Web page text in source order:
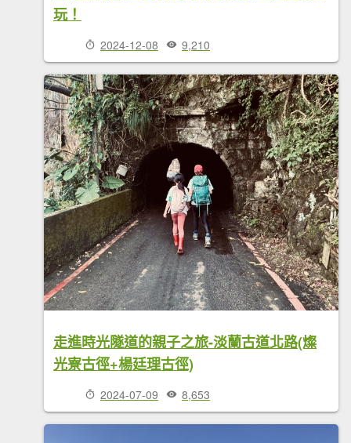
玩！
2024-12-08 9,210
走進時光隧道的親子之旅-淡蘭古道北路(燦
光寮古徑+楊廷理古徑)
2024-07-09 8,653